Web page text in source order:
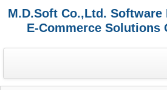
M.D.Soft Co.,Ltd. Software
E-Commerce Solutions